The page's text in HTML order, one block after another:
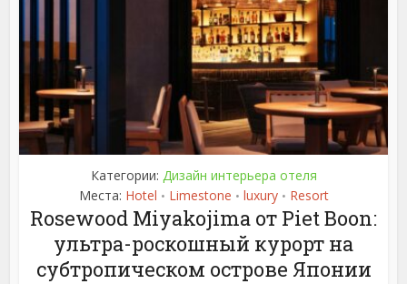
Категории: Дизайн интерьера отеля
Места: Hotel • Limestone • luxury • Resort
Rosewood Miyakojima от Piet Boon:
ультра-роскошный курорт на
субтропическом острове Японии